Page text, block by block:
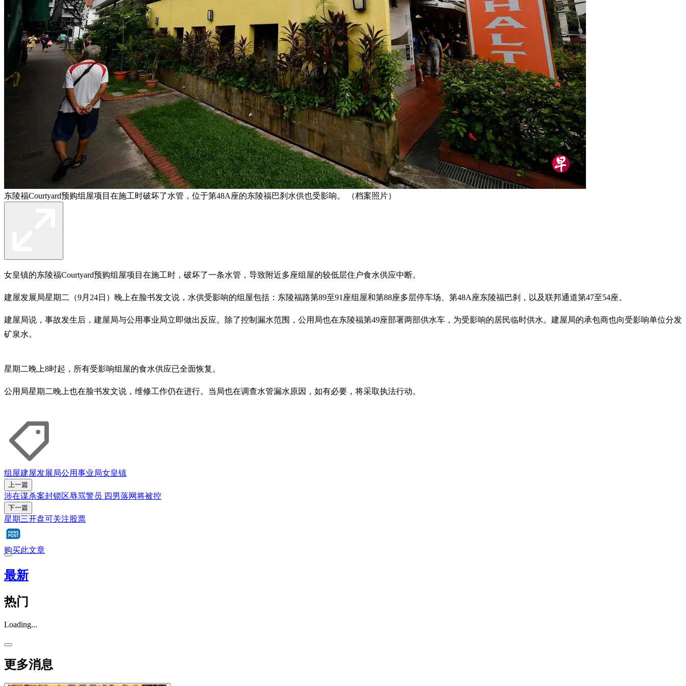
东陵福Courtyard预购组屋项目在施工时破坏了水管，位于第48A座的东陵福巴刹水供也受影响。 （档案照片）
女皇镇的东陵福Courtyard预购组屋项目在施工时，破坏了一条水管，导致附近多座组屋的较低层住户食水供应中断。
建屋发展局星期二（9月24日）晚上在脸书发文说，水供受影响的组屋包括：东陵福路第89至91座组屋和第88座多层停车场、第48A座东陵福巴刹，以及联邦通道第47至54座。
建屋局说，事故发生后，建屋局与公用事业局立即做出反应。除了控制漏水范围，公用局也在东陵福第49座部署两部供水车，为受影响的居民临时供水。建屋局的承包商也向受影响单位分发
矿泉水。
星期二晚上8时起，所有受影响组屋的食水供应已全面恢复。
公用局星期二晚上也在脸书发文说，维修工作仍在进行。当局也在调查水管漏水原因，如有必要，将采取执法行动。
组屋建屋发展局公用事业局女皇镇
上一篇
涉在谋杀案封锁区辱骂警员 四男落网将被控
下一篇
星期三开盘可关注股票
购买此文章
最新
热门
Loading...
更多消息